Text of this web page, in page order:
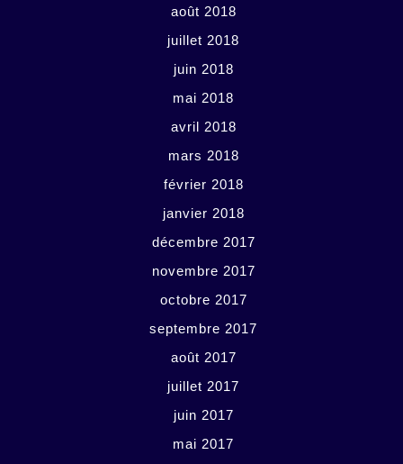
août 2018
juillet 2018
juin 2018
mai 2018
avril 2018
mars 2018
février 2018
janvier 2018
décembre 2017
novembre 2017
octobre 2017
septembre 2017
août 2017
juillet 2017
juin 2017
mai 2017